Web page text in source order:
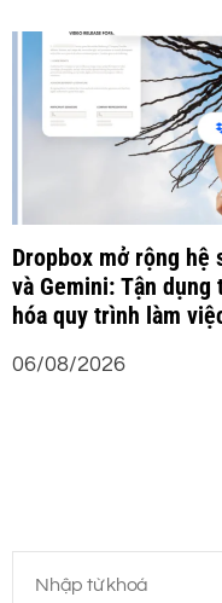
Dropbox mở rộng hệ
và Gemini: Tận
hóa quy trình làm
06/08/2026